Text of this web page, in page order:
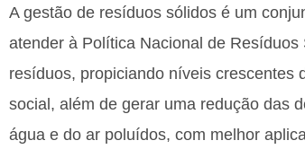
A gestão de resíduos sólidos é um
atender à Política Nacional de
resíduos, propiciando níveis crescentes
social, além de gerar uma redução das
água e do ar poluídos, com melhor